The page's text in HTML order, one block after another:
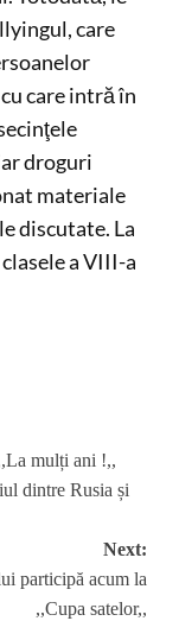
care
care intră în
droguri
materiale
discutate. La
a VIII-a
mulți ani !,,
dintre Rusia și
Next:
participă acum la
,,Cupa satelor,,